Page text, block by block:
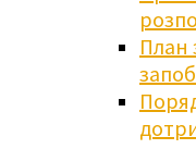
План